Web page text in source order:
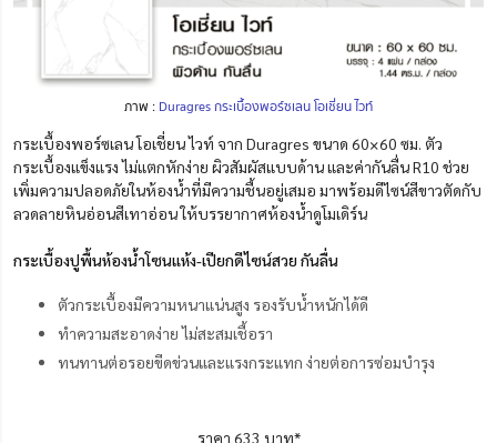
ภาพ : Duragres กระเบื้องพอร์ซเลน โอเชี่ยน ไวท์
กระเบื้องพอร์ซเลน โอเชี่ยน ไวท์ จาก Duragres ขนาด 60×60 ซม. ตัว
กระเบื้องแข็งแรง ไม่แตกหักง่าย ผิวสัมผัสแบบด้าน และค่ากันลื่น R10 ช่วย
เพิ่มความปลอดภัยในห้องน้ำที่มีความชื้นอยู่เสมอ มาพร้อมดีไซน์สีขาวตัดกับ
ลวดลายหินอ่อนสีเทาอ่อน ให้บรรยากาศห้องน้ำดูโมเดิร์น
กระเบื้องปูพื้นห้องน้ำโซนแห้ง-เปียกดีไซน์สวย กันลื่น
ตัวกระเบื้องมีความหนาแน่นสูง รองรับน้ำหนักได้ดี
ทำความสะอาดง่าย ไม่สะสมเชื้อรา
ทนทานต่อรอยขีดข่วนและแรงกระแทก ง่ายต่อการซ่อมบำรุง
ราคา 633 บาท*